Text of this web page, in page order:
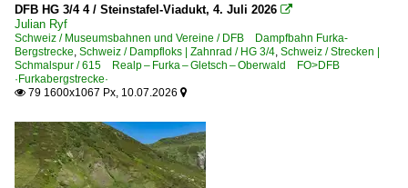
MGB | mit fusionierten Bahnen
FO Furka-Oberalp-Bahn 1915 (-2002)
Triebfahrzeuge
DFB Dampfbahn Furka-Bergstrecke
Personenwagen | Schmalspur
DFB HG 3/4 4 / Steinstafel-Viadukt, 4. Juli 2026 
Julian Ryf
Schweiz / Museumsbahnen und Vereine / DFB Dampfbahn Furka-
Bergstrecke, Schweiz / Dampfloks | Zahnrad / HG 3/4, Schweiz / Strecken |
Schmalspur / 615 Realp – Furka – Gletsch – Oberwald FO>DFB
·Furkabergstrecke·
 79 1600x1067 Px, 10.07.2026 